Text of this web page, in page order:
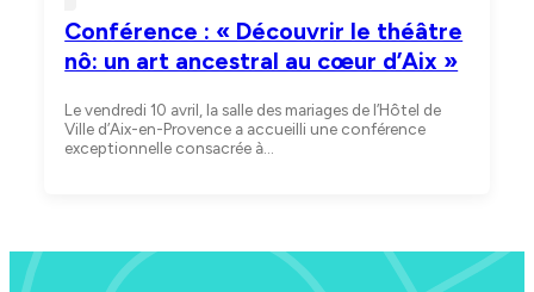
Conférence : « Découvrir le théâtre
nô: un art ancestral au cœur d’Aix »
Le vendredi 10 avril, la salle des mariages de l’Hôtel de
Ville d’Aix-en-Provence a accueilli une conférence
exceptionnelle consacrée à…